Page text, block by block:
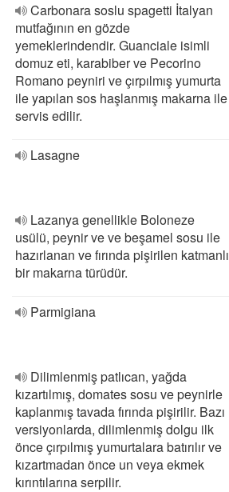
Carbonara soslu spagetti İtalyan
mutfağının en gözde
yemeklerindendir. Guanciale isimli
domuz eti, karabiber ve Pecorino
Romano peyniri ve çırpılmış yumurta
ile yapılan sos haşlanmış makarna ile
servis edilir.
Lasagne
Lazanya genellikle Boloneze
usülü, peynir ve ve beşamel sosu ile
hazırlanan ve fırında pişirilen katmanlı
bir makarna türüdür.
Parmigiana
Dilimlenmiş patlıcan, yağda
kızartılmış, domates sosu ve peynirle
kaplanmış tavada fırında pişirilir. Bazı
versiyonlarda, dilimlenmiş dolgu ilk
önce çırpılmış yumurtalara batırılır ve
kızartmadan önce un veya ekmek
kırıntılarına serpilir.